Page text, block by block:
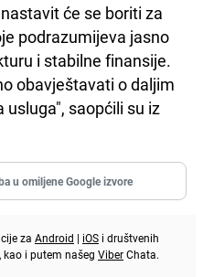
će se boriti za
podrazumijeva jasno
i stabilne finansije.
obavještavati o daljim
saopćili su iz
u omiljene Google izvore
za Android | iOS i društvenih
, kao i putem našeg ViberChata.